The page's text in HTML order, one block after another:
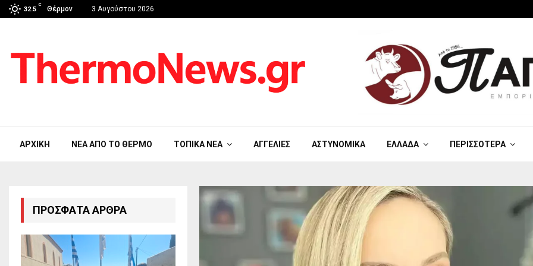
32.5
C
Θέρμον 3 Αυγούστου 2026
ΑΡΧΙΚΉ ΝΈΑ ΑΠΟ ΤΟ ΘΈΡΜΟ ΤΟΠΙΚΆ ΝΈΑ ΑΓΓΕΛΊΕΣ ΑΣΤΥΝΟΜΙΚΆ ΕΛΛΆΔΑ ΠΕΡΙΣΣΌΤΕΡΑ
ΠΡΌΣΦΑΤΑ ΆΡΘΡΑ